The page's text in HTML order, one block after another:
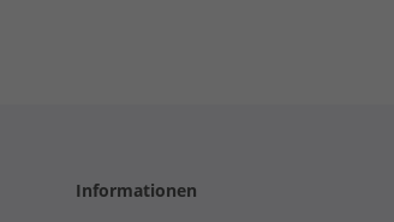
Informationen